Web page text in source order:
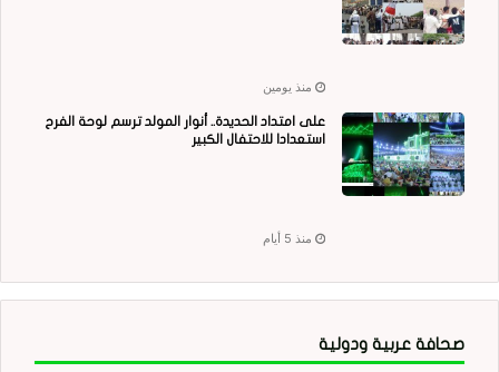
منذ يومين
على امتداد الحديدة.. أنوار المولد ترسم لوحة الفرح
استعدادا للاحتفال الكبير
منذ 5 أيام
صحافة عربية ودولية